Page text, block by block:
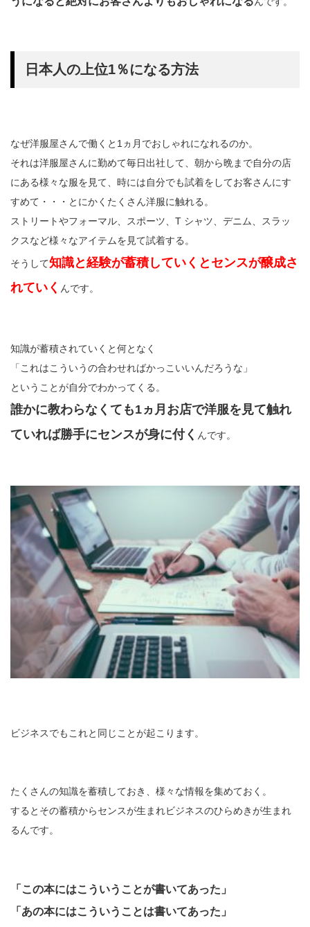
日本人の上位1％になる方法
なぜ洋服屋さんで働くと1ヵ月でおしゃれになれるのか。
それは洋服屋さんに勤めて毎日出社して、朝から晩まで自分の店
にある様々な服を見て、時には自分でも試着をしてお客さんにす
すめて・・・とにかくたくさん洋服に触れる。
ストリートやフォーマル、スポーツ、T シャツ、デニム、スラッ
クスなど様々なアイテムを見て試着する。
そうして知識と経験が蓄積していくとセンスが醸成さ
れていく んです。
知識が蓄積されていくと何となく
「これはこういうの合わせればかっこいいんだろうな」
ということが自分でわかってくる。
誰かに教わらなくても1ヵ月お店で洋服を見て触れ
ていれば勝手にセンスが身に付く んです。
ビジネスでもこれと同じことが起こります。
たくさんの知識を蓄積しておき、様々な情報を集めておく。
するとその蓄積からセンスが生まれビジネスのひらめきが生まれ
るんです。
「この本にはこういうことが書いてあった」
「あの本にはこういうことは書いてあった」